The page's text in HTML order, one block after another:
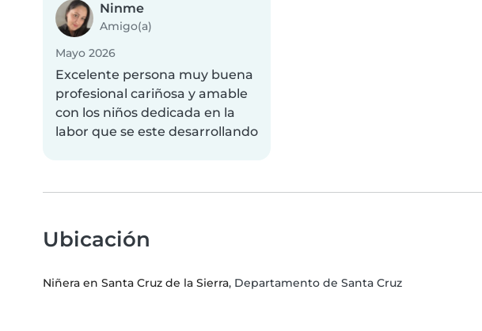
Ninme
Amigo(a)
Mayo 2026
Excelente persona muy buena
profesional cariñosa y amable
con los niños dedicada en la
labor que se este desarrollando
Ubicación
Niñera en Santa Cruz de la Sierra, Departamento de Santa Cruz